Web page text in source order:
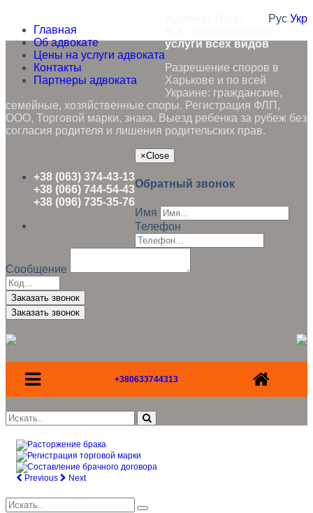
Главная
Об адвокате
Цены на услуги адвоката
Контакты
Партнеры адвоката
Рус Укр
услуги всех видов
Разрешение споров в
Харькове и по всей
Украине: гражданские,
семейные, хозяйственные споры. Регистрация ФЛП,
ООО, Торговой марки, знака. Выезд ребенка за рубеж без
согласия родителя и лишения родительских прав.
+38 (063) 374-43-13
+38 (066) 744-54-43
+38 (096) 735-35-76
×Close
Обратный звонок
Имя
Телефон
Сообщение
Заказать звонок
+380633744313
Previous Next